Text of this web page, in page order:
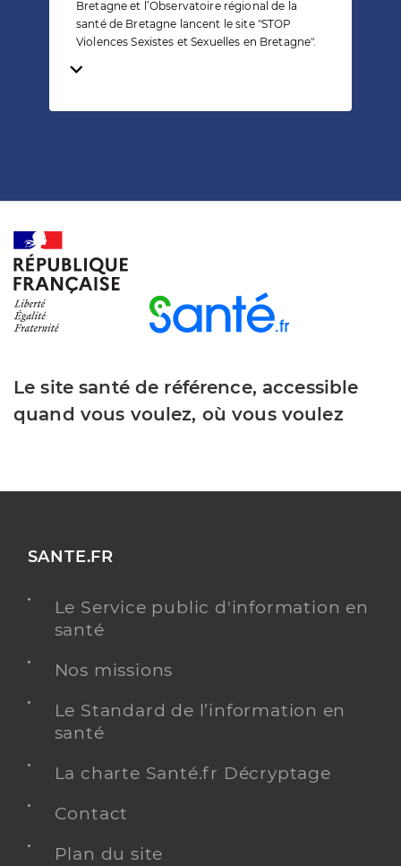
Bretagne et l’Observatoire régional de la
santé de Bretagne lancent le site "STOP
Violences Sexistes et Sexuelles en Bretagne".
Temps de lecture
Le site santé de référence, accessible
quand vous voulez, où vous voulez
SANTE.FR
Le Service public d'information en
santé
Nos missions
Le Standard de l’information en
santé
La charte Santé.fr Décryptage
Contact
Plan du site